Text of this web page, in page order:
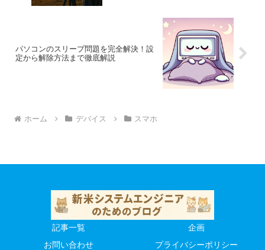
パソコンのスリープ問題を完全解決！設
定から解除方法まで徹底解説
ホーム デバイス スマホ
記事一覧
企画
お問い合わせ
プライバシーポリシー